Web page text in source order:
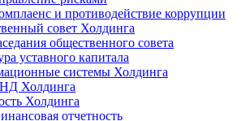
и противодействие коррупции
совет Холдинга
общественного совета
уставного капитала
системы Холдинга
Холдинга
Холдинга
отчетность